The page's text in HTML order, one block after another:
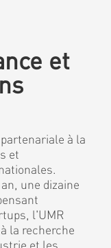
et
à la
et
une dizaine
l'UMR
la recherche
et les